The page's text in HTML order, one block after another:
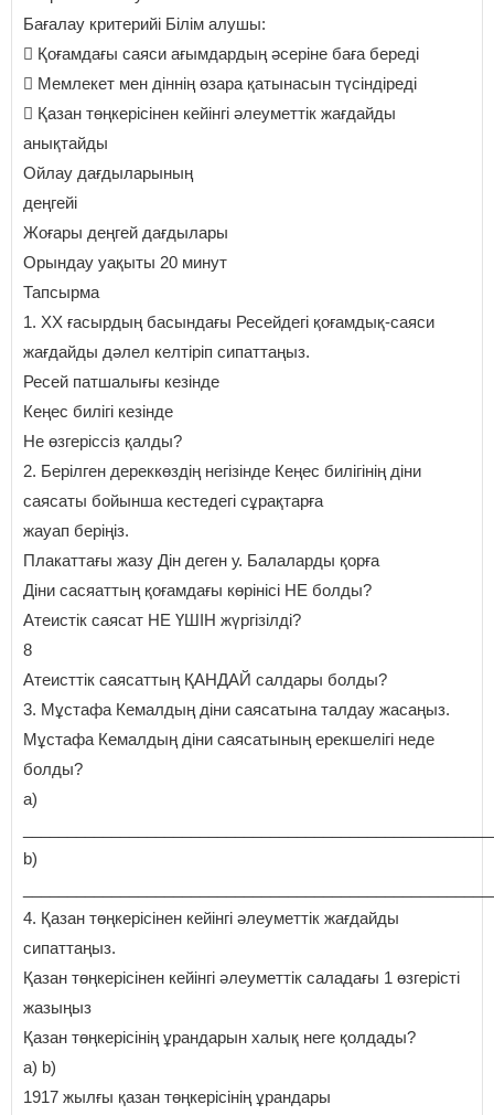
Бағалау критерийі Білім алушы:
 Қоғамдағы саяси ағымдардың әсеріне баға береді
 Мемлекет мен діннің өзара қатынасын түсіндіреді
 Қазан төңкерісінен кейінгі әлеуметтік жағдайды
анықтайды
Ойлау дағдыларының
деңгейі
Жоғары деңгей дағдылары
Орындау уақыты 20 минут
Тапсырма
1. ХХ ғасырдың басындағы Ресейдегі қоғамдық-саяси
жағдайды дәлел келтіріп сипаттаңыз.
Ресей патшалығы кезінде
Кеңес билігі кезінде
Не өзгеріссіз қалды?
2. Берілген дереккөздің негізінде Кеңес билігінің діни
саясаты бойынша кестедегі сұрақтарға
жауап беріңіз.
Плакаттағы жазу Дін деген у. Балаларды қорға
Діни сасяаттың қоғамдағы көрінісі НЕ болды?
Атеистік саясат НЕ ҮШІН жүргізілді?
8
Атеисттік саясаттың ҚАНДАЙ салдары болды?
3. Мұстафа Кемалдың діни саясатына талдау жасаңыз.
Мұстафа Кемалдың діни саясатының ерекшелігі неде
болды?
а)
b)
4. Қазан төңкерісінен кейінгі әлеуметтік жағдайды
сипаттаңыз.
Қазан төңкерісінен кейінгі әлеуметтік саладағы 1 өзгерісті
жазыңыз
Қазан төңкерісінің ұрандарын халық неге қолдады?
а) b)
1917 жылғы қазан төңкерісінің ұрандары